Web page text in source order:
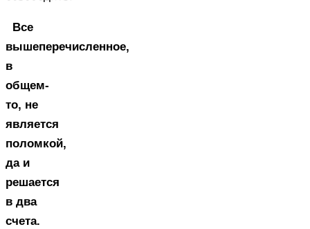
Все
вышеперечисленное,
в
общем-
то, не
является
поломкой,
да и
решается
в два
счета.